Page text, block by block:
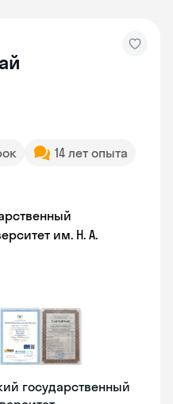
14 лет опыта
им. Н. А.
государственный